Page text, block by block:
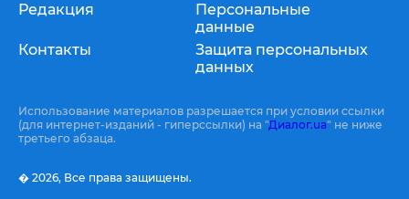
Редакция
Контакты
Персональные
данные
Защита персональных
данных
Использование материалов разрешается при условии ссылки
(для интернет-изданий - гиперссылки) на "Диалог.ua" не ниже
третьего абзаца.
� 2026, Все права защищены.